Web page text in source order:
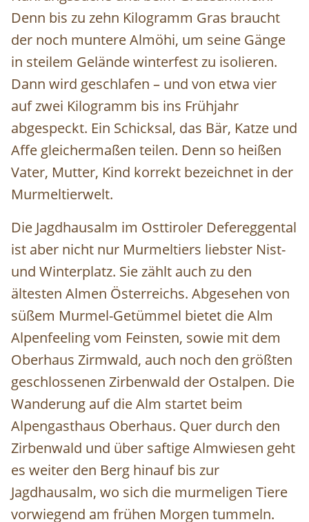
Denn bis zu zehn Kilogramm Gras braucht
der noch muntere Almöhi, um seine Gänge
in steilem Gelände winterfest zu isolieren.
Dann wird geschlafen – und von etwa vier
auf zwei Kilogramm bis ins Frühjahr
abgespeckt. Ein Schicksal, das Bär, Katze und
Affe gleichermaßen teilen. Denn so heißen
Vater, Mutter, Kind korrekt bezeichnet in der
Murmeltierwelt.
Die Jagdhausalm im Osttiroler Defereggental
ist aber nicht nur Murmeltiers liebster Nist-
und Winterplatz. Sie zählt auch zu den
ältesten Almen Österreichs. Abgesehen von
süßem Murmel-Getümmel bietet die Alm
Alpenfeeling vom Feinsten, sowie mit dem
Oberhaus Zirmwald, auch noch den größten
geschlossenen Zirbenwald der Ostalpen. Die
Wanderung auf die Alm startet beim
Alpengasthaus Oberhaus. Quer durch den
Zirbenwald und über saftige Almwiesen geht
es weiter den Berg hinauf bis zur
Jagdhausalm, wo sich die murmeligen Tiere
vorwiegend am frühen Morgen tummeln.